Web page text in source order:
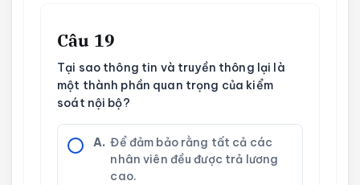
Câu 19
Tại sao thông tin và truyền thông lại là
một thành phần quan trọng của kiểm
soát nội bộ?
A. Để đảm bảo rằng tất cả các
nhân viên đều được trả lương
cao.